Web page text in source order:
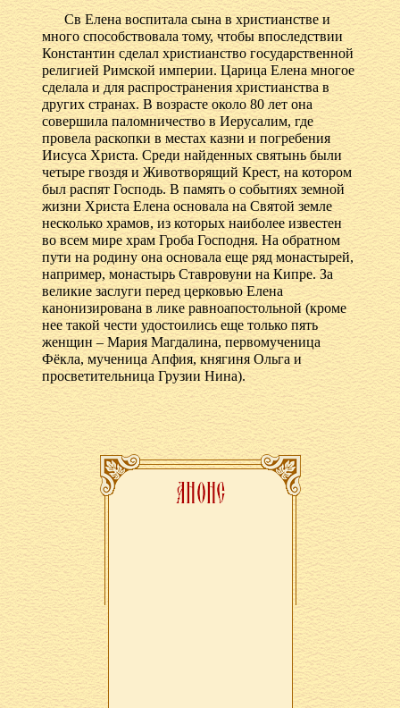
Св Елена воспитала сына в христианстве и
много способствовала тому, чтобы впоследствии
Константин сделал христианство государственной
религией Римской империи. Царица Елена многое
сделала и для распространения христианства в
других странах. В возрасте около 80 лет она
совершила паломничество в Иерусалим, где
провела раскопки в местах казни и погребения
Иисуса Христа. Среди найденных святынь были
четыре гвоздя и Животворящий Крест, на котором
был распят Господь. В память о событиях земной
жизни Христа Елена основала на Святой земле
несколько храмов, из которых наиболее известен
во всем мире храм Гроба Господня. На обратном
пути на родину она основала еще ряд монастырей,
например, монастырь Ставровуни на Кипре. За
великие заслуги перед церковью Елена
канонизирована в лике равноапостольной (кроме
нее такой чести удостоились еще только пять
женщин – Мария Магдалина, первомученица
Фёкла, мученица Апфия, княгиня Ольга и
просветительница Грузии Нина).